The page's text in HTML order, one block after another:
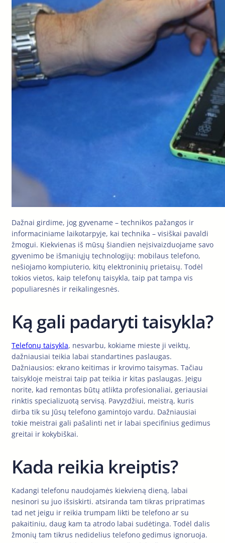
Dažnai girdime, jog gyvename – technikos pažangos ir
informaciniame laikotarpyje, kai technika – visiškai pavaldi
žmogui. Kiekvienas iš mūsų šiandien neįsivaizduojame savo
gyvenimo be išmaniųjų technologijų: mobilaus telefono,
nešiojamo kompiuterio, kitų elektroninių prietaisų. Todėl
tokios vietos, kaip telefonų taisykla, taip pat tampa vis
populiaresnės ir reikalingesnės.
Ką gali padaryti taisykla?
Telefonų taisykla, nesvarbu, kokiame mieste ji veiktų,
dažniausiai teikia labai standartines paslaugas.
Dažniausios: ekrano keitimas ir krovimo taisymas. Tačiau
taisykloje meistrai taip pat teikia ir kitas paslaugas. Jeigu
norite, kad remontas būtų atlikta profesionaliai, geriausiai
rinktis specializuotą servisą. Pavyzdžiui, meistrą, kuris
dirba tik su Jūsų telefono gamintojo vardu. Dažniausiai
tokie meistrai gali pašalinti net ir labai specifinius gedimus
greitai ir kokybiškai.
Kada reikia kreiptis?
Kadangi telefonu naudojamės kiekvieną dieną, labai
nesinori su juo išsiskirti. atsiranda tam tikras pripratimas
tad net jeigu ir reikia trumpam likti be telefono ar su
pakaitiniu, daug kam ta atrodo labai sudėtinga. Todėl dalis
žmonių tam tikrus nedidelius telefono gedimus ignoruoja.